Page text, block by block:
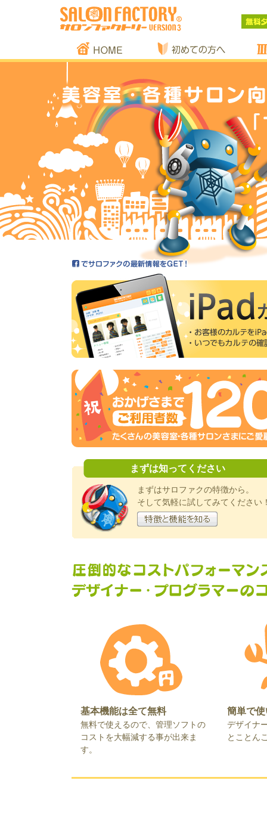
顧客管理フリー
ソフト「サロン
ファクトリー」
HOME 初めての方へ
まずは知ってください
まずはサロファクの特徴から。
そして気軽に試してみてください
基本機能は全て無料
無料で使えるので、管理ソフトの
コストを大幅減する事が出来ま
す。
簡単で
デザイナ
とことん